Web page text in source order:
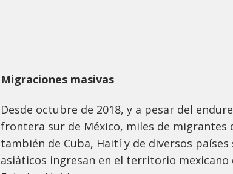
Migraciones masivas
Desde octubre de 2018, y a pesar del
frontera sur de México, miles de migrantes
también de Cuba, Haití y de diversos
asiáticos ingresan en el territorio